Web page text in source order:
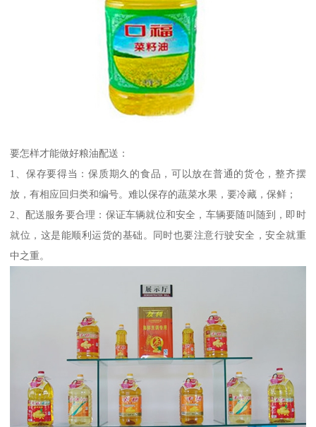
要怎样才能做好粮油配送：
1、保存要得当：保质期久的食品，可以放在普通的货仓，整齐摆
放，有相应回归类和编号。难以保存的蔬菜水果，要冷藏，保鲜；
2、配送服务要合理：保证车辆就位和安全，车辆要随叫随到，即时
就位，这是能顺利运货的基础。同时也要注意行驶安全，安全就重
中之重。